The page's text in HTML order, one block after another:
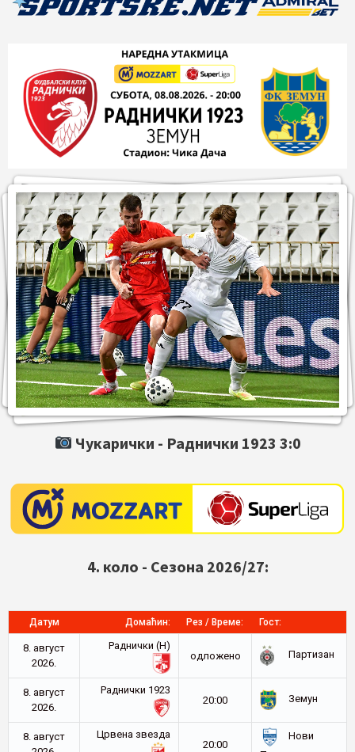
Чукарички - Раднички 1923 3:0
4. коло - Сезона 2026/27:
Датум Домаћин: Рез / Време: Гост:
8. август
2026.
Раднички (Н)
oдложено
Партизан
8. август
2026.
Раднички 1923
20:00
Земун
8. август
Црвена звезда
20:00
Нови